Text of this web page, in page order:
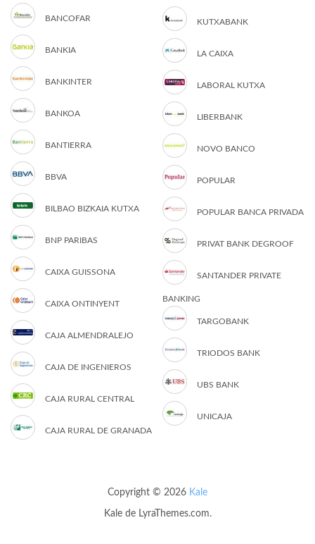
BANCOFAR
BANKIA
BANKINTER
BANKOA
BANTIERRA
BBVA
BILBAO BIZKAIA KUTXA
BNP PARIBAS
CAIXA GUISSONA
CAIXA ONTINYENT
CAJA ALMENDRALEJO
CAJA DE INGENIEROS
CAJA RURAL CENTRAL
CAJA RURAL DE GRANADA
KUTXABANK
LA CAIXA
LABORAL KUTXA
LIBERBANK
NOVO BANCO
POPULAR
POPULAR BANCA PRIVADA
PRIVAT BANK DEGROOF
SANTANDER PRIVATE
BANKING
TARGOBANK
TRIODOS BANK
UBS BANK
UNICAJA
Copyright © 2026 Kale
Kalede LyraThemes.com.